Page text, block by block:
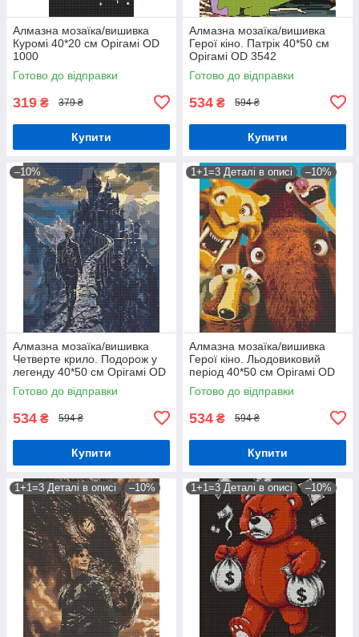
Алмазна мозаїка/вишивка
Куромі 40*20 см Орігамі OD
1000
Готово до відправки
319 ₴ 379 ₴
Купити
Алмазна мозаїка/вишивка
Герої кіно. Патрік 40*50 см
Орігамі OD 3542
Готово до відправки
534 ₴ 594 ₴
Купити
–10%
Алмазна мозаїка/вишивка
Четверте крило. Подорож у
легенду 40*50 см Орігамі OD
3520
Готово до відправки
534 ₴ 594 ₴
Купити
1+1=3 Деталі в описі –10%
Алмазна мозаїка/вишивка
Герої кіно. Льодовиковий
період 40*50 см Орігамі OD
3512
Готово до відправки
534 ₴ 594 ₴
Купити
1+1=3 Деталі в описі –10% 1+1=3 Деталі в описі –10%